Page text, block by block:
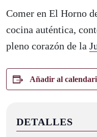
Comer en El Horno
cocina auténtica,
pleno corazón de la
Añadir al
DETALLES